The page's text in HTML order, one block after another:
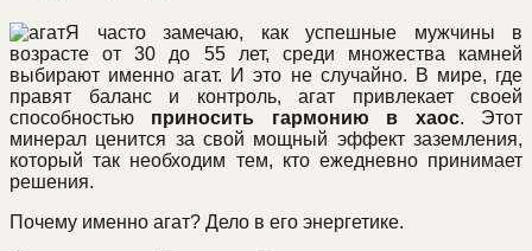
Я часто замечаю, как успешные мужчины в
возрасте от 30 до 55 лет, среди множества камней
выбирают именно агат. И это не случайно. В мире, где
правят баланс и контроль, агат привлекает своей
способностью приносить гармонию в хаос. Этот
минерал ценится за свой мощный эффект заземления,
который так необходим тем, кто ежедневно принимает
решения.
Почему именно агат? Дело в его энергетике.